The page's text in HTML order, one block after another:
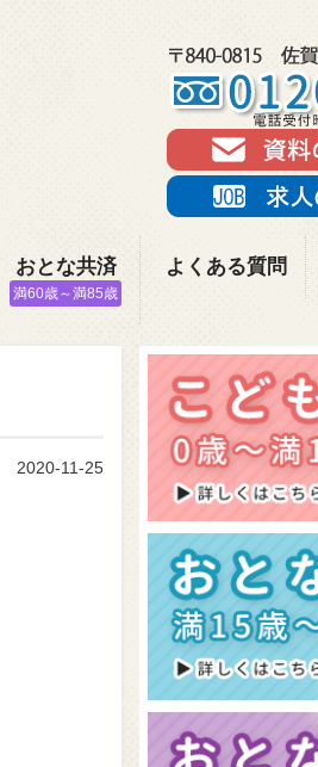
おとな共済
満60歳～満85歳
よくある質問
2020-11-25